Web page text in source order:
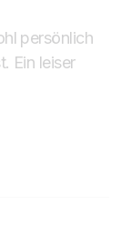
persönlich
Ein leiser